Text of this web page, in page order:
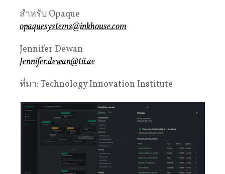
สำหรับ Opaque
opaquesystems@inkhouse.com
Jennifer Dewan
Jennifer.dewan@tii.ae
ที่มา: Technology Innovation Institute